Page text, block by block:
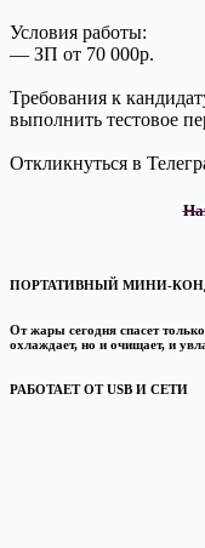
Условия работы:
— ЗП от 70 000р.
Требования к
выполнить тестовое
Откликнуться в
ПОРТАТИВНЫЙ
От жары сегодня спасет
охлаждает, но и очищает, и
РАБОТАЕТ ОТ USB И СЕТИ